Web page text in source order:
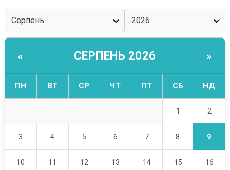
« СЕРПЕНЬ 2026 »
ПН ВТ СР ЧТ ПТ СБ НД
1 2
3 4 5 6 7 8 9
10 11 12 13 14 15 16